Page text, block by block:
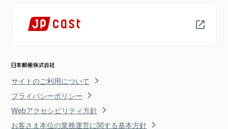
サイトのご利用について
プライバシーポリシー
Webアクセシビリティ方針
お客さま本位の業務運営に関する基本方針